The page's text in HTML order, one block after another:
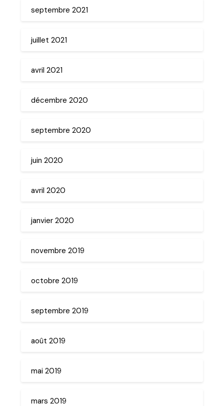
septembre 2021
juillet 2021
avril 2021
décembre 2020
septembre 2020
juin 2020
avril 2020
janvier 2020
novembre 2019
octobre 2019
septembre 2019
août 2019
mai 2019
mars 2019